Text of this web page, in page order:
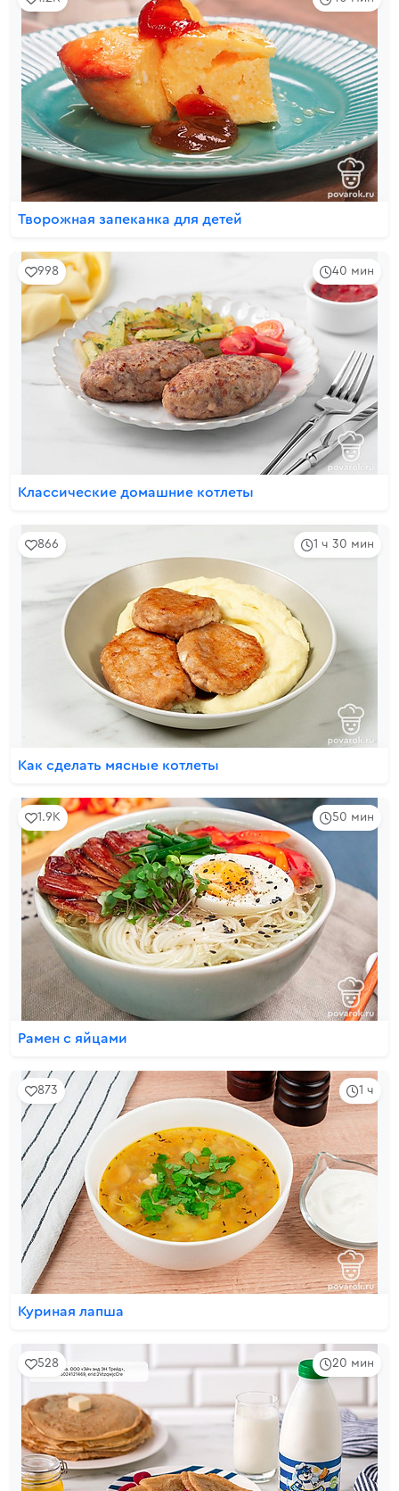
Творожная запеканка для детей
40 мин
998
Классические домашние котлеты
1 ч 30 мин
866
Как сделать мясные котлеты
50 мин
1.9K
Рамен с яйцами
1 ч
873
Куриная лапша
20 мин
528